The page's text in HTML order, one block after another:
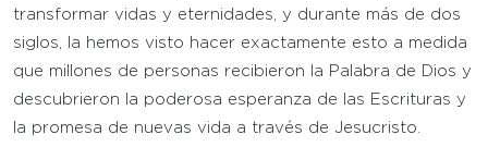
transformar vidas y eternidades, y durante más de dos
siglos, la hemos visto hacer exactamente esto a medida
que millones de personas recibieron la Palabra de Dios y
descubrieron la poderosa esperanza de las Escrituras y
la promesa de nuevas vida a través de Jesucristo.